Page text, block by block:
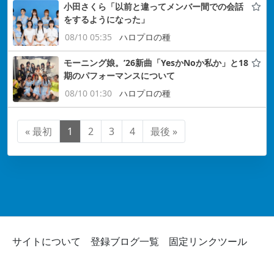
小田さくら「以前と違ってメンバー間での会話
をするようになった」
08/10 05:35
ハロプロの種
モーニング娘。’26新曲「YesかNoか私か」と18
期のパフォーマンスについて
08/10 01:30
ハロプロの種
« 最初 1 2 3 4 最後 »
サイトについて 登録ブログ一覧 固定リンクツール